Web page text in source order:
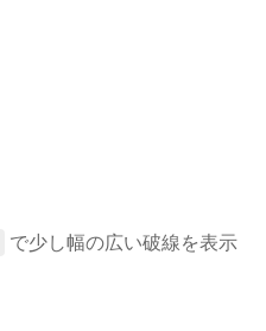
で少し幅の広い破線を表示